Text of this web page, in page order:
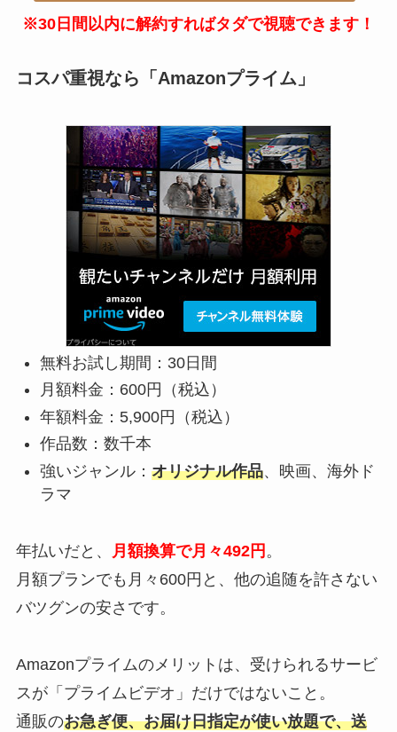
※30日間以内に解約すればタダで視聴できます！
コスパ重視なら「Amazonプライム」
無料お試し期間：30日間
月額料金：600円（税込）
年額料金：5,900円（税込）
作品数：数千本
強いジャンル： オリジナル作品、映画、海外ド
ラマ
年払いだと、 月額換算で月々492円 。
月額プランでも月々600円と、他の追随を許さない
バツグンの安さです。
Amazonプライムのメリットは、受けられるサービ
スが「プライムビデオ」だけではないこと。
通販のお急ぎ便、お届け日指定が使い放題で、送